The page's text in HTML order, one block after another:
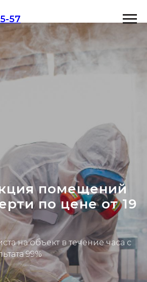
57
помещений
по цене от 19
на объект в течение часа с
99%